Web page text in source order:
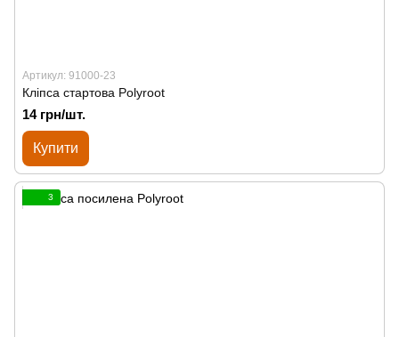
Артикул: 91000-23
Кліпса стартова Polyroot
14 грн/шт.
Купити
3